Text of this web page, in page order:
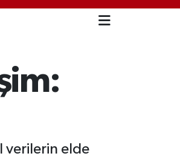
verilerin elde